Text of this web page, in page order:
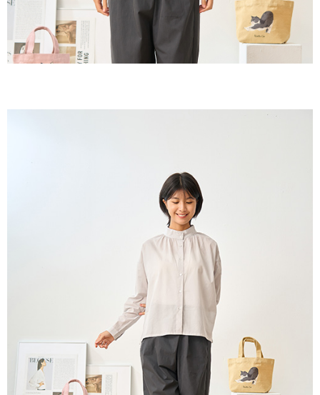
權轉讓予恩沛科技股份有限公司。
２．關於個人資料處理事宜，請瀏覽以下網址：
https://aftee.tw/terms/#terms3
３．未成年的使用者請事先徵得法定代理人或監護人之同意方可使用
「AFTEE先享後付」，若未經同意申辦者引起之損失，本公司不負相關責
請求用戶進行身份認證。
黑貓宅急便(包裹尺寸90cm以下)
每筆NT$140，滿NT$2,000(含以上)免運費